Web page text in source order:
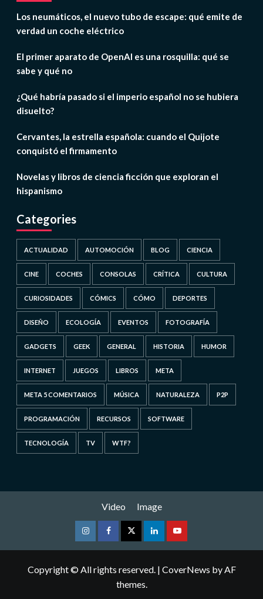
Los neumáticos, el nuevo tubo de escape: qué emite de
verdad un coche eléctrico
El primer aparato de OpenAI es una rosquilla: qué se
sabe y qué no
¿Qué habría pasado si el imperio español no se hubiera
disuelto?
Cervantes, la estrella española: cuando el Quijote
conquistó el firmamento
Novelas y libros de ciencia ficción que exploran el
hispanismo
Categories
ACTUALIDAD AUTOMOCIÓN BLOG CIENCIA
CINE COCHES CONSOLAS CRÍTICA CULTURA
CURIOSIDADES CÓMICS CÓMO DEPORTES
DISEÑO ECOLOGÍA EVENTOS FOTOGRAFÍA
GADGETS GEEK GENERAL HISTORIA HUMOR
INTERNET JUEGOS LIBROS META
META 5 COMENTARIOS MÚSICA NATURALEZA P2P
PROGRAMACIÓN RECURSOS SOFTWARE
TECNOLOGÍA TV WTF?
Video Image
InstagramFacebookTwitterLinkedinYoutube
Copyright © All rights reserved. | CoverNews by AF
themes.